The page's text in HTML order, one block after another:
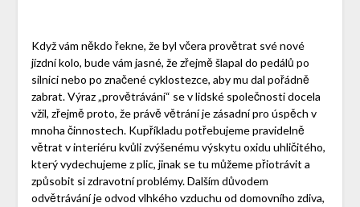
Když vám někdo řekne, že byl včera provětrat své nové
jízdní kolo, bude vám jasné, že zřejmě šlapal do pedálů po
silnici nebo po značené cyklostezce, aby mu dal pořádně
zabrat. Výraz „provětrávání“ se v lidské společnosti docela
vžil, zřejmě proto, že právě větrání je zásadní pro úspěch v
mnoha činnostech. Kupříkladu potřebujeme pravidelně
větrat v interiéru kvůli zvýšenému výskytu oxidu uhličitého,
který vydechujeme z plic, jinak se tu můžeme přiotrávit a
způsobit si zdravotní problémy.Dalším důvodem
odvětrávání je odvod vlhkého vzduchu od domovního zdiva,